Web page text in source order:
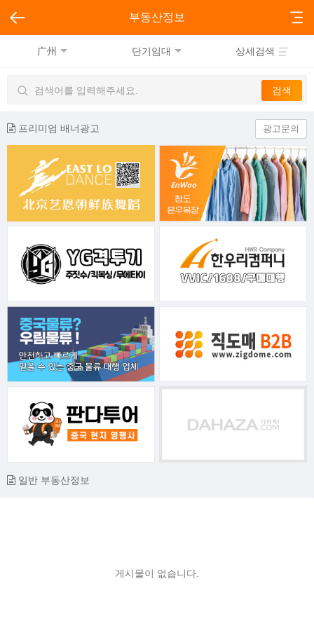
부동산정보
广州 단기임대 상세검색
프리미엄 배너광고 광고문의
일반 부동산정보
게시물이 없습니다.